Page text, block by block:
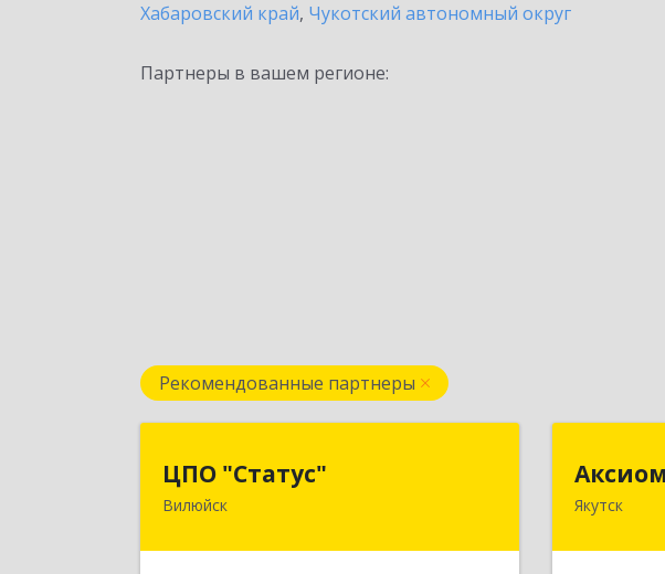
Хабаровский край, Чукотский автономный округ
Партнеры в вашем регионе:
Рекомендованные партнеры
ЦПО "Статус"
Вилюйск
677000, Саха /Якутия/ Респ, Якутск г,
Якутск677000,